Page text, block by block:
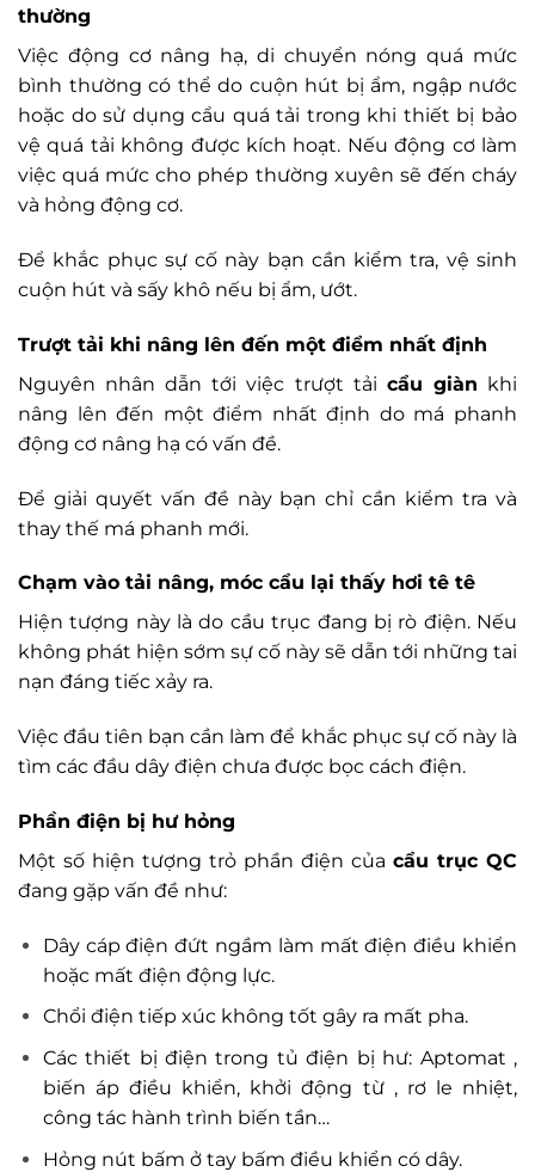
thường
Việc động cơ nâng hạ, di chuyển nóng quá mức
bình thường có thể do cuộn hút bị ẩm, ngập nước
hoặc do sử dụng cẩu quá tải trong khi thiết bị bảo
vệ quá tải không được kích hoạt. Nếu động cơ làm
việc quá mức cho phép thường xuyên sẽ đến cháy
và hỏng động cơ.
Để khắc phục sự cố này bạn cần kiểm tra, vệ sinh
cuộn hút và sấy khô nếu bị ẩm, ướt.
Trượt tải khi nâng lên đến một điểm nhất định
Nguyên nhân dẫn tới việc trượt tải cẩu giàn khi
nâng lên đến một điểm nhất định do má phanh
động cơ nâng hạ có vấn đề.
Để giải quyết vấn đề này bạn chỉ cần kiểm tra và
thay thế má phanh mới.
Chạm vào tải nâng, móc cẩu lại thấy hơi tê tê
Hiện tượng này là do cầu trục đang bị rò điện. Nếu
không phát hiện sớm sự cố này sẽ dẫn tới những tai
nạn đáng tiếc xảy ra.
Việc đầu tiên bạn cần làm để khắc phục sự cố này là
tìm các đầu dây điện chưa được bọc cách điện.
Phần điện bị hư hỏng
Một số hiện tượng trỏ phần điện của cẩu trục QC
đang gặp vấn đề như:
Dây cáp điện đứt ngầm làm mất điện điều khiển
hoặc mất điện động lực.
Chổi điện tiếp xúc không tốt gây ra mất pha.
Các thiết bị điện trong tủ điện bị hư: Aptomat ,
biến áp điều khiển, khởi động từ , rơ le nhiệt,
công tác hành trình biến tần…
Hỏng nút bấm ở tay bấm điều khiển có dây.